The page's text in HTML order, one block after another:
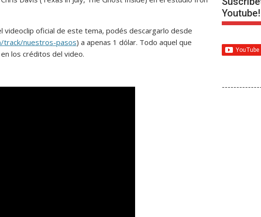
oficial de este tema, podés descargarlo desde
track/nuestros-pasos) a apenas 1 dólar. Todo aquel que
los créditos del video.
Youtube!